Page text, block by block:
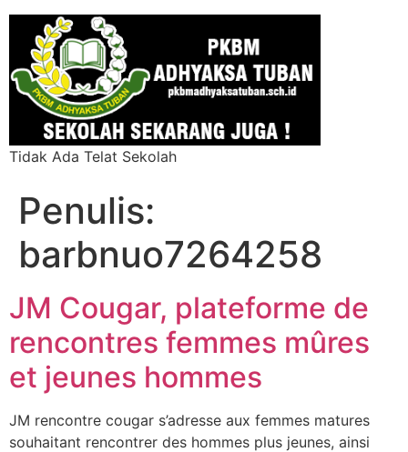
Tidak Ada Telat Sekolah
Penulis:
barbnuo7264258
JM Cougar, plateforme de
rencontres femmes mûres
et jeunes hommes
JM rencontre cougar s’adresse aux femmes matures
souhaitant rencontrer des hommes plus jeunes, ainsi